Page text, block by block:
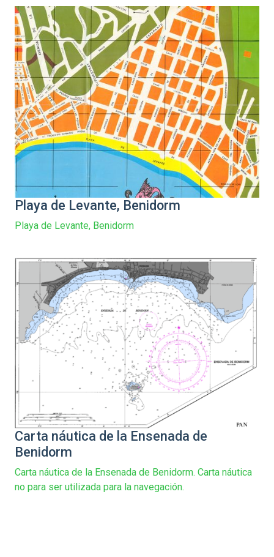
Playa de Levante, Benidorm
Playa de Levante, Benidorm
Carta náutica de la Ensenada de
Benidorm
Carta náutica de la Ensenada de Benidorm. Carta náutica
no para ser utilizada para la navegación.